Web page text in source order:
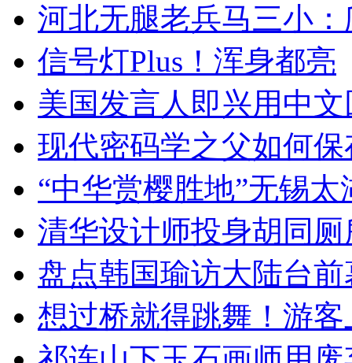
河北无腿老兵马三小
信号灯Plus！浑身都亮
美国发言人即兴用中
现代密码学之父如何
“中华赏樱胜地”无锡
清华设计师投身胡同
盘点韩国瑜访大陆台
想过桥就得跳舞！游客